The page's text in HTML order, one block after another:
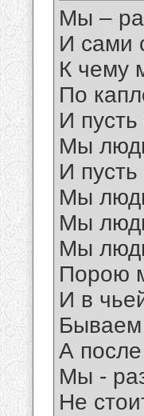
Мы –
И сами
К чему
По
И
Мы
И пусть
Мы
Мы
Мы
Порою
И в
А
Мы -
Не